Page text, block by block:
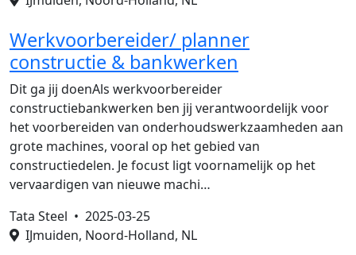
Werkvoorbereider/ planner
constructie & bankwerken
Dit ga jij doenAls werkvoorbereider
constructiebankwerken ben jij verantwoordelijk voor
het voorbereiden van onderhoudswerkzaamheden aan
grote machines, vooral op het gebied van
constructiedelen. Je focust ligt voornamelijk op het
vervaardigen van nieuwe machi…
Tata Steel • 2025-03-25
IJmuiden, Noord-Holland, NL